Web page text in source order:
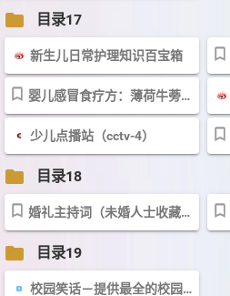
folder 目录17
新生儿日常护理知识百宝箱
婴儿感冒食疗方：薄荷牛蒡粥治热性感冒－新闻中心－新浪网
少儿点播站（cctv-4）
folder 目录18
婚礼主持词（未婚人士收藏）－清樽素影的口袋－经验口袋
folder 目录19
校园笑话－提供最全的校园笑话【笑话库】